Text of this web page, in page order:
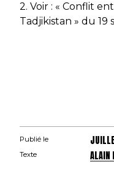
2. Voir : « Conflit
Tadjikistan » du
Publié le
Texte ALAIN